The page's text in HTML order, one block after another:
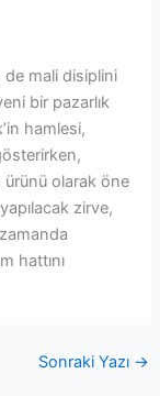
mali disiplini
bir pazarlık
hamlesi,
ürünü olarak öne
zirve,
hattını
Sonraki Yazı →